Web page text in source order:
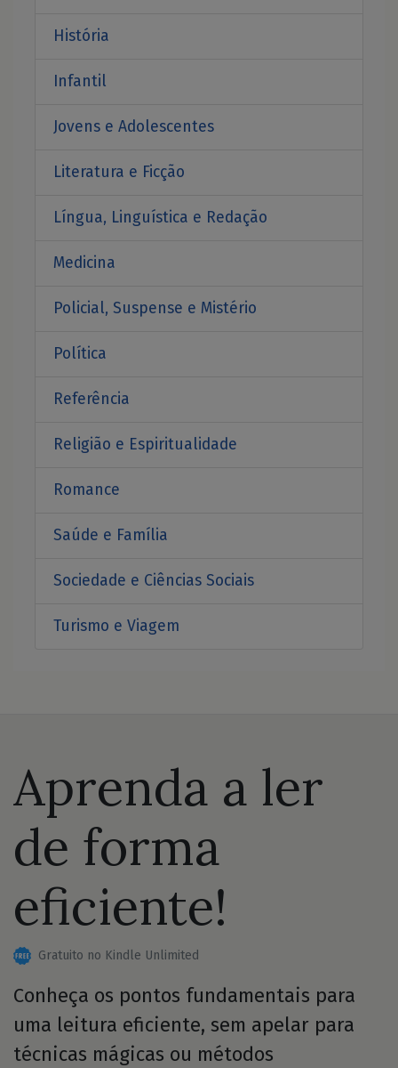
História
Infantil
Jovens e Adolescentes
Literatura e Ficção
Língua, Linguística e Redação
Medicina
Policial, Suspense e Mistério
Política
Referência
Religião e Espiritualidade
Romance
Saúde e Família
Sociedade e Ciências Sociais
Turismo e Viagem
Aprenda a ler
de forma
eficiente!
Gratuito no Kindle Unlimited
Conheça os pontos fundamentais para
uma leitura eficiente, sem apelar para
técnicas mágicas ou métodos